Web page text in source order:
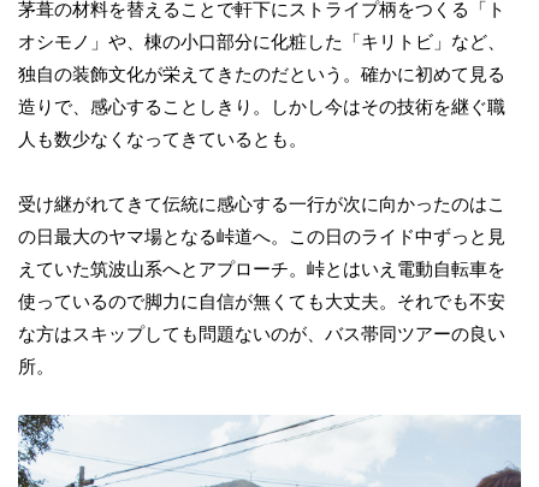
茅葺の材料を替えることで軒下にストライプ柄をつくる「ト
オシモノ」や、棟の小口部分に化粧した「キリトビ」など、
独自の装飾文化が栄えてきたのだという。確かに初めて見る
造りで、感心することしきり。しかし今はその技術を継ぐ職
人も数少なくなってきているとも。
受け継がれてきて伝統に感心する一行が次に向かったのはこ
の日最大のヤマ場となる峠道へ。この日のライド中ずっと見
えていた筑波山系へとアプローチ。峠とはいえ電動自転車を
使っているので脚力に自信が無くても大丈夫。それでも不安
な方はスキップしても問題ないのが、バス帯同ツアーの良い
所。